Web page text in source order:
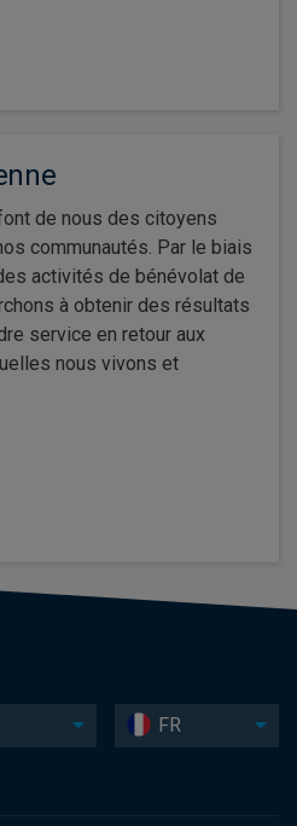
de nous des citoyens
communautés. Par le biais
activités de bénévolat de
à obtenir des résultats
service en retour aux
nous vivons et
FR